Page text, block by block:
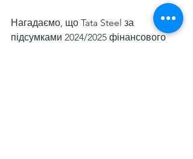
Нагадаємо, що Tata Steel за
підсумками 2024/2025 фінансового